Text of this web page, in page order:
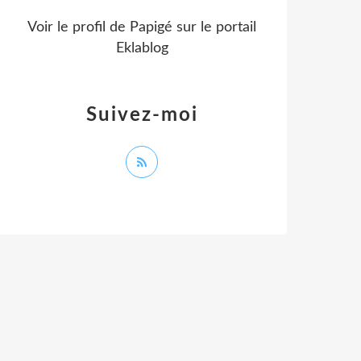
Suivez-moi
Voir le profil de Papigé sur le portail
Eklablog